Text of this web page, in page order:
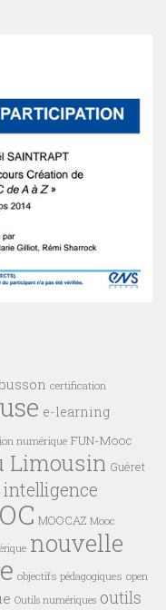
certification
e-learning
numérique FUN-Mooc
Limousin Guéret
intelligence
MOOCAZ Mooc
nouvelle
objectifs pédagogiques open
Outils numériques outils